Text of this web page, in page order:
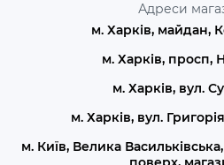
Адреси
м. Харків, майдан,
м. Харків, просп,
м. Харків, вул.
м. Харків, вул.
м. Київ, Велика